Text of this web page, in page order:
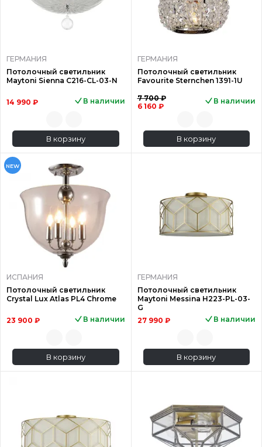
ГЕРМАНИЯ
Потолочный светильник
Maytoni Sienna C216-CL-03-N
14 990 ₽ В наличии
В корзину
ГЕРМАНИЯ
Потолочный светильник
Favourite Sternchen 1391-1U
7 700 ₽
6 160 ₽
В наличии
В корзину
NEW
ИСПАНИЯ
Потолочный светильник
Crystal Lux Atlas PL4 Chrome
23 900 ₽ В наличии
В корзину
ГЕРМАНИЯ
Потолочный светильник
Maytoni Messina H223-PL-03-
G
27 990 ₽
В наличии
В корзину